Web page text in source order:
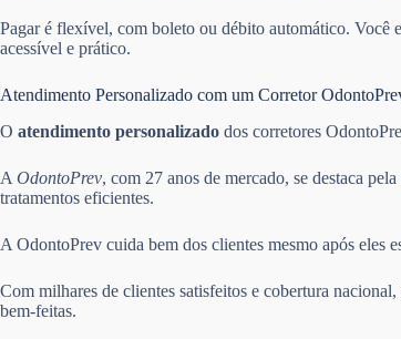
Pagar é flexível, com boleto ou débito automático. Você
acessível e prático.
Atendimento Personalizado com um Corretor
O atendimento personalizado dos corretores
A OdontoPrev, com 27 anos de mercado, se destaca
tratamentos eficientes.
A OdontoPrev cuida bem dos clientes mesmo após eles
Com milhares de clientes satisfeitos e cobertura nacional,
bem-feitas.